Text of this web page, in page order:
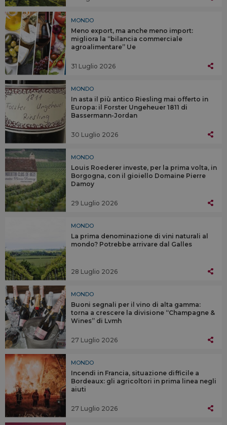
MONDO
Meno export, ma anche meno import:
migliora la “bilancia commerciale
agroalimentare” Ue
31 Luglio 2026
MONDO
In asta il più antico Riesling mai offerto in
Europa: il Forster Ungeheuer 1811 di
Bassermann-Jordan
30 Luglio 2026
MONDO
Louis Roederer investe, per la prima volta, in
Borgogna, con il gioiello Domaine Pierre
Damoy
29 Luglio 2026
MONDO
La prima denominazione di vini naturali al
mondo? Potrebbe arrivare dal Galles
28 Luglio 2026
MONDO
Buoni segnali per il vino di alta gamma:
torna a crescere la divisione “Champagne &
Wines” di Lvmh
27 Luglio 2026
MONDO
Incendi in Francia, situazione difficile a
Bordeaux: gli agricoltori in prima linea negli
aiuti
27 Luglio 2026